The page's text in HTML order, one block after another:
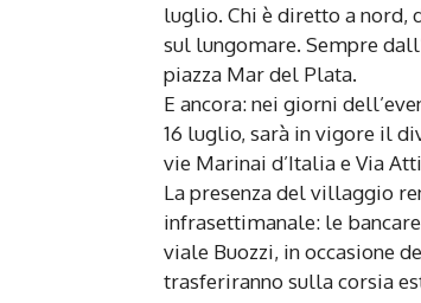
luglio. Chi è diretto a nord,
sul lungomare. Sempre
piazza Mar del Plata.
E ancora: nei giorni
16 luglio, sarà in vigore il
vie Marinai d’Italia e Via
La presenza del villaggio
infrasettimanale: le
viale Buozzi, in occasione
trasferiranno sulla corsia